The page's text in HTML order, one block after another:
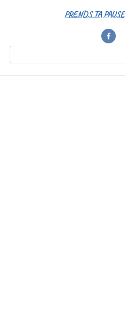
PRENDS TA PAUSE